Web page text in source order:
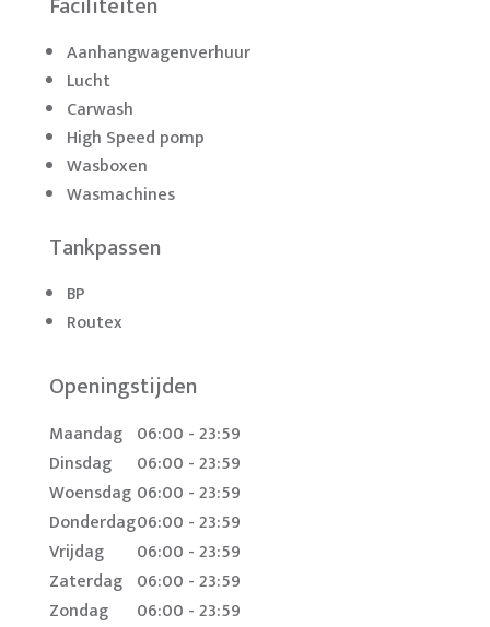
Aanhangwagenverhuur
Lucht
Carwash
High Speed pomp
Wasboxen
Wasmachines
Tankpassen
BP
Routex
Openingstijden
Maandag 06:00 - 23:59
Dinsdag
06:00 - 23:59
Woensdag 06:00 - 23:59
Donderdag06:00 - 23:59
Vrijdag
06:00 - 23:59
Zaterdag 06:00 - 23:59
Zondag
06:00 - 23:59